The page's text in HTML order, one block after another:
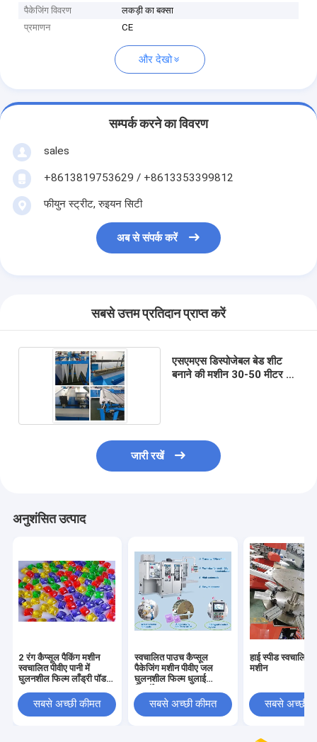
पैकेजिंग विवरण
लकड़ी का बक्सा
प्रमाणन
CE
और देखो
सम्पर्क करने का विवरण
sales
+8613819753629 / +8613353399812
फीयुन स्ट्रीट, रुइयन सिटी
अब से संपर्क करें
सबसे उत्तम प्रतिदान प्राप्त करें
एसएमएस डिस्पोजेबल बेड शीट
बनाने की मशीन 30-50 मीटर /
जारी रखें
अनुशंसित उत्पाद
2 रंग कैप्सूल पैकिंग मशीन
स्वचालित पीवीए पानी में
घुलनशील फिल्म लाँड्री पॉड
सबसे अच्छी कीमत
स्वचालित पाउच कैप्सूल
पैकेजिंग मशीन पीवीए जल
घुलनशील फिल्म धुलाई
सबसे अच्छी कीमत
हाई स्पीड स्वचालित
मशीन
सबसे अच्छी